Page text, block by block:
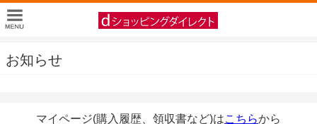
お知らせ
マイページ(購入履歴、領収書など)はこちらから